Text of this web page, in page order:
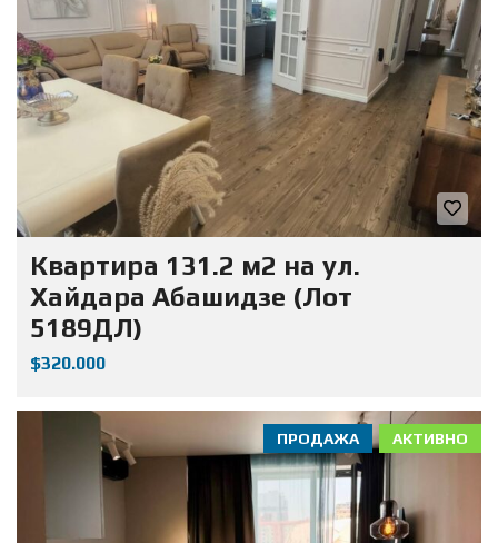
Квартира 131.2 м2 на ул.
Хайдара Абашидзе (Лот
5189ДЛ)
$320.000
АКТИВНО
ПРОДАЖА